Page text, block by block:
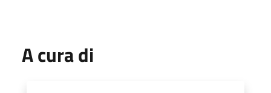
A cura di